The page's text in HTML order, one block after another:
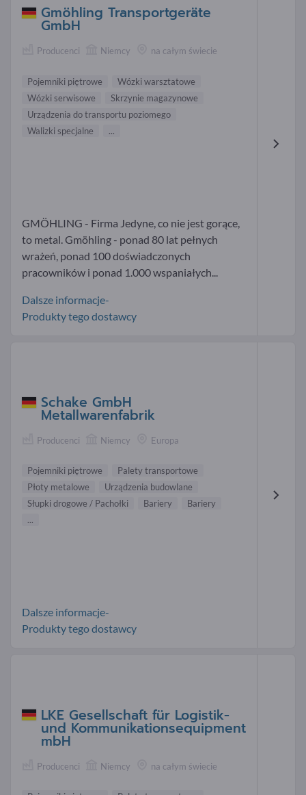
Gmöhling Transportgeräte
GmbH
Producenci Niemcy na całym świecie
Pojemniki piętrowe
Wózki warsztatowe
Wózki serwisowe
Skrzynie magazynowe
Urządzenia do transportu poziomego
Walizki specjalne
...
GMÖHLING - Firma Jedyne, co nie jest gorące,
to metal. Gmöhling - ponad 80 lat pełnych
wrażeń, ponad 100 doświadczonych
pracowników i ponad 1.000 wspaniałych...
Dalsze informacje-
Produkty tego dostawcy
Schake GmbH
Metallwarenfabrik
Producenci Niemcy Europa
Pojemniki piętrowe
Palety transportowe
Płoty metalowe
Urządzenia budowlane
Słupki drogowe / Pachołki
Bariery
Bariery
...
Dalsze informacje-
Produkty tego dostawcy
LKE Gesellschaft für Logistik-
und Kommunikationsequipment
mbH
Producenci Niemcy na całym świecie